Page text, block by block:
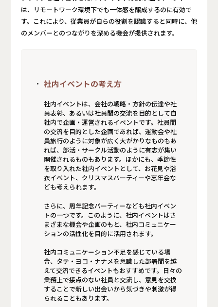
は、リモートワーク環境下でも一体感を醸成するのに有効で
す。これにより、従業員が自らの役割を認識すると同時に、他
のメンバーとのつながりを深める機会が提供されます。
社内イベントの考え方
社内イベントは、会社の戦略・方針の伝達や社
員表彰、あるいは社員間の交流を目的として自
社内で企画・運営されるイベントです。社員間
の交流を目的とした企画であれば、運動会や社
員旅行のように対象が広く大がかりなものもあ
れば、部活・サークル活動のように有志が集い
開催されるものもあります。ほかにも、季節性
を取り入れた社内イベントとして、お花見や浴
衣イベント、クリスマスパーティーや忘年会な
ども考えられます。
さらに、周年記念パーティーなども社内イベン
トの一つです。このように、社内イベントはさ
まざまな機会や企画のもと、社内コミュニケー
ションの活性化を目的に活用されます。
社内コミュニケーション不足を感じている場
合、タテ・ヨコ・ナナメを意識した部署間を越
えて交流できるイベントもおすすめです。日々の
業務上で接点のない社員と交流し、意見を交換
することで新しい出会いから気づきや刺激が得
られることもあります。